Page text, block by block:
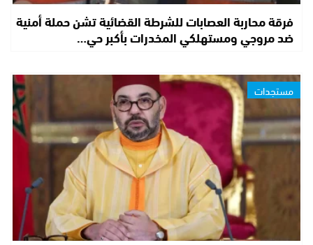
فرقة محاربة العصابات للشرطة القضائية تشن حملة أمنية
ضد مروجي ومستهلكي المخدرات بأكبر حي…
مستجدات